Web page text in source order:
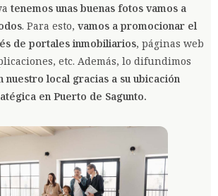
tenemos unas buenas fotos vamos a
. Para esto, vamos a promocionar el
de portales inmobiliarios, páginas web
etc. Además, lo difundimos
nuestro local gracias a su ubicación
en Puerto de Sagunto.